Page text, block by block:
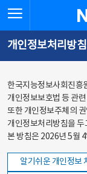
바로가기
바로가기
개인정보처리방침
한국지능정보사회진흥
개인정보보호법 등 관
또한 개인정보주체의
개인정보처리방침을 두
본 방침은 2026년 5월
알기쉬운 개인정보